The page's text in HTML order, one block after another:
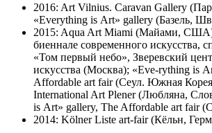
2016: Art Vilnius. Caravan Gallery
«Everything is Art» gallery (Базель,
2015: Aqua Art Miami (Майами,
биеннале современного искусства,
«Том первый небо», Зверевский
искусства (Москва); «Eve-rything is
Affordable art fair (Сеул. Южная
International Art Plener (Любляна,
is Art» gallery, The Affordable art fair
2014: Kölner Liste art-fair (Кёльн,